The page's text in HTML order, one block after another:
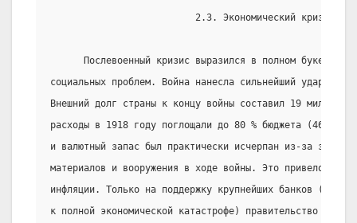
                          2.3. Экономический кризис
Послевоенный кризис выразился в полном букете
социальных проблем. Война нанесла сильнейший удар по
Внешний долг страны к концу войны составил 19
расходы в 1918 году поглощали до 80 % бюджета (46
и валютный запас был практически исчерпан из-за
материалов и вооружения в ходе войны. Это привело к
инфляции. Только на поддержку крупнейших банков (их
к полной экономической катастрофе) правительство